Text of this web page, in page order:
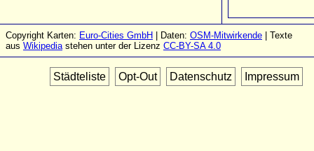
Copyright Karten: Euro-Cities GmbH | Daten: OSM-Mitwirkende | Texte
aus Wikipediastehen unter der Lizenz CC-BY-SA 4.0
Städteliste Opt-Out Datenschutz Impressum